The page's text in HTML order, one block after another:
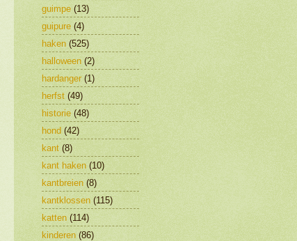
guimpe (13)
guipure (4)
haken (525)
halloween (2)
hardanger (1)
herfst (49)
historie (48)
hond (42)
kant (8)
kant haken (10)
kantbreien (8)
kantklossen (115)
katten (114)
kinderen (86)